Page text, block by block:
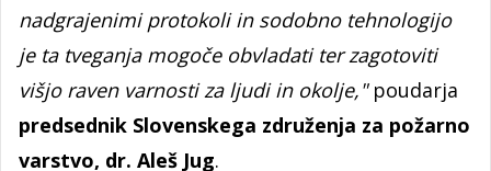
nadgrajenimi protokoli in sodobno tehnologijo
je ta tveganja mogoče obvladati ter zagotoviti
višjo raven varnosti za ljudi in okolje,"poudarja
predsednik Slovenskega združenja za požarno
varstvo, dr. Aleš Jug.